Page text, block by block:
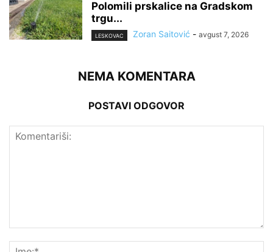
Polomili prskalice na Gradskom
trgu...
LESKOVAC Zoran Saitović - avgust 7, 2026
NEMA KOMENTARA
POSTAVI ODGOVOR